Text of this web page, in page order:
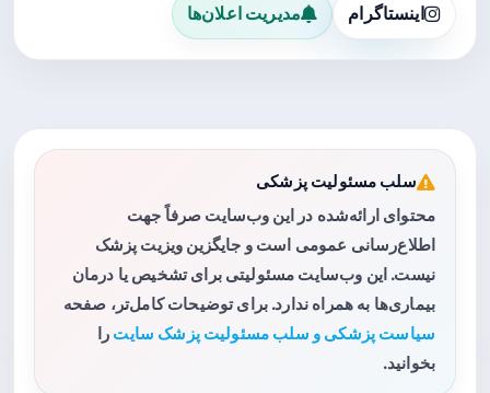
اینستاگرام مدیریت اعلان‌ها
سلب مسئولیت پزشکی
محتوای ارائه‌شده در این وب‌سایت صرفاً جهت
اطلاع‌رسانی عمومی است و جایگزین ویزیت پزشک
نیست. این وب‌سایت مسئولیتی برای تشخیص یا درمان
بیماری‌ها به همراه ندارد. برای توضیحات کامل‌تر، صفحه
سیاست پزشکی و سلب مسئولیت پزشک سایت را
بخوانید.